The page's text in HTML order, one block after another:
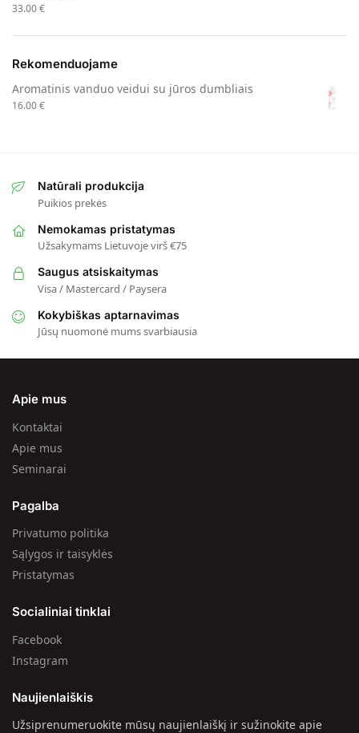
33.00€
Rekomenduojame
Aromatinis vanduo veidui su jūros dumbliais
16.00€
Natūrali produkcija
Puikios prekės
Nemokamas pristatymas
Užsakymams Lietuvoje virš €75
Saugus atsiskaitymas
Visa / Mastercard / Paysera
Kokybiškas aptarnavimas
Jūsų nuomonė mums svarbiausia
Apie mus
Kontaktai
Apie mus
Seminarai
Pagalba
Privatumo politika
Sąlygos ir taisyklės
Pristatymas
Socialiniai tinklai
Facebook
Instagram
Naujienlaiškis
Užsiprenumeruokite mūsų naujienlaiškį ir sužinokite apie